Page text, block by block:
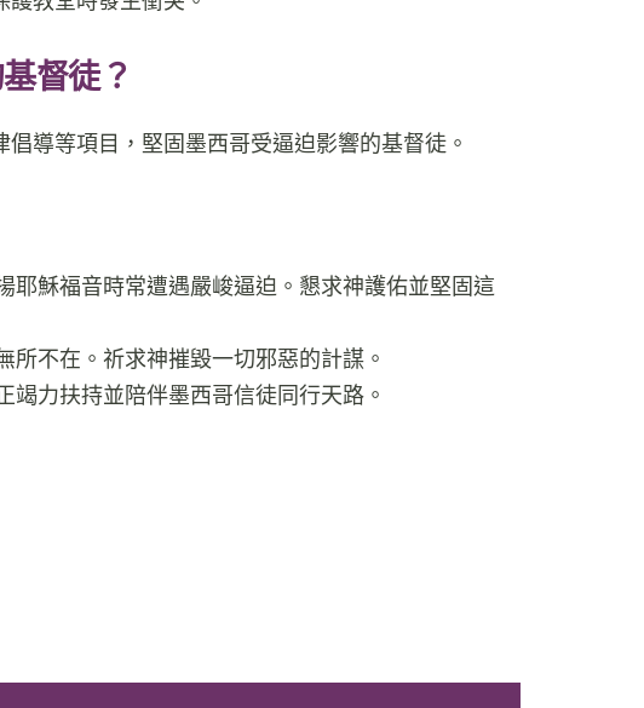
督徒？
導等項目，堅固墨西哥受逼迫影響的基督徒。
耶穌福音時常遭遇嚴峻逼迫。懇求神護佑並堅固這
不在。祈求神摧毀一切邪惡的計謀。
力扶持並陪伴墨西哥信徒同行天路。